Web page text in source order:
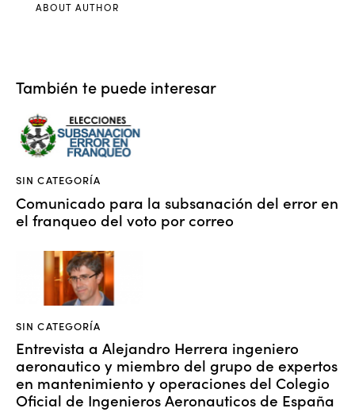
ABOUT AUTHOR
También te puede interesar
SIN CATEGORÍA
Comunicado para la subsanación del error en
el franqueo del voto por correo
SIN CATEGORÍA
Entrevista a Alejandro Herrera ingeniero
aeronautico y miembro del grupo de expertos
en mantenimiento y operaciones del Colegio
Oficial de Ingenieros Aeronauticos de España